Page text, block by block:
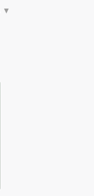
▼